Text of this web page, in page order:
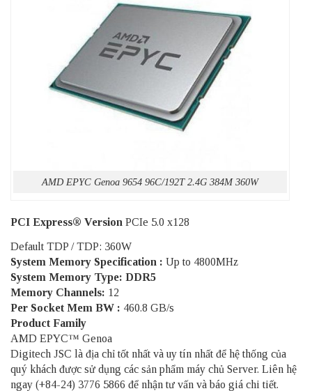
AMD EPYC Genoa 9654 96C/192T 2.4G 384M 360W
PCI Express® Version PCIe 5.0 x128
Default TDP / TDP: 360W
System Memory Specification : Up to 4800MHz
System Memory Type: DDR5
Memory Channels: 12
Per Socket Mem BW : 460.8 GB/s
Product Family
AMD EPYC™ Genoa
Digitech JSC là địa chỉ tốt nhất và uy tín nhất để hệ thống của
quý khách được sử dụng các sản phẩm máy chủ Server. Liên hệ
ngay (+84-24) 3776 5866 để nhận tư vấn và báo giá chi tiết.